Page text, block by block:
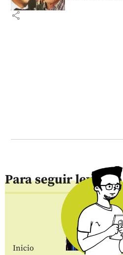
share
Para seguir leyendo
Inicio